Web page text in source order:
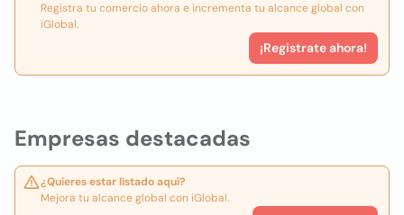
Empresas destacadas
¿Quieres estar listado aquí?
Mejora tu alcance global con iGlobal.
Registra tu comercio ahora e incrementa tu alcance global con
iGlobal.
¡Registrate ahora!